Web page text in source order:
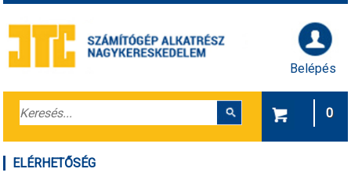
Belépés
0
ELÉRHETŐSÉG